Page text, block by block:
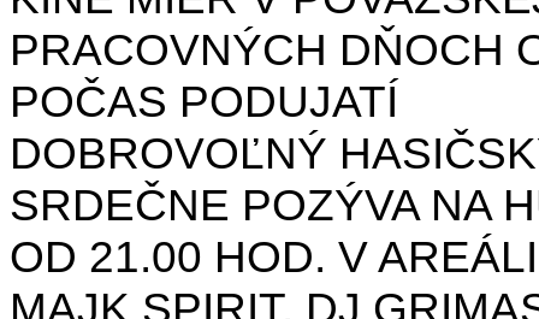
PRACOVNÝCH DŇOCH
POČAS PODUJATÍ
DOBROVOĽNÝ
SRDEČNE POZÝVA NA
OD 21.00 HOD. V
MAJK SPIRIT, DJ